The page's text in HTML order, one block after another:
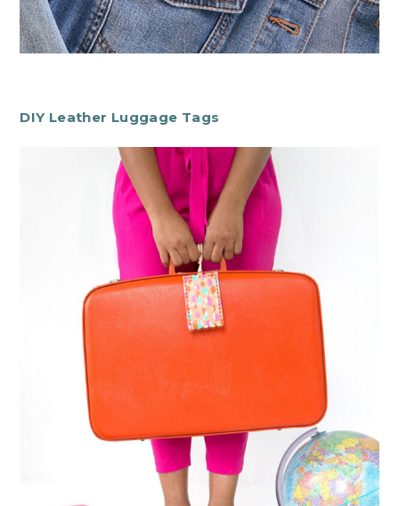
DIY Leather Luggage Tags